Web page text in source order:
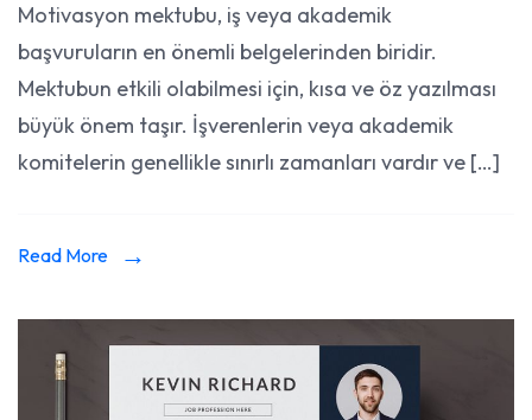
Kısa
Öz
Motivasyon mektubu, iş veya akademik
başvuruların en önemli belgelerinden biridir.
Mektubun etkili olabilmesi için, kısa ve öz yazılması
büyük önem taşır. İşverenlerin veya akademik
komitelerin genellikle sınırlı zamanları vardır ve […]
Read More